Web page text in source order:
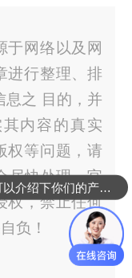
于网络以及网
进行整理、排
息之 目的，并
内容的真实
权等问题，请
尽快处理。官
权，禁止任何
负！
可以介绍下你们的产品么？